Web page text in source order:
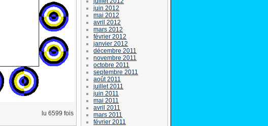
lu 6599 fois
juin 2012
mai 2012
avril 2012
mars 2012
février 2012
janvier 2012
décembre 2011
novembre 2011
octobre 2011
septembre 2011
août 2011
juillet 2011
juin 2011
mai 2011
avril 2011
mars 2011
février 2011